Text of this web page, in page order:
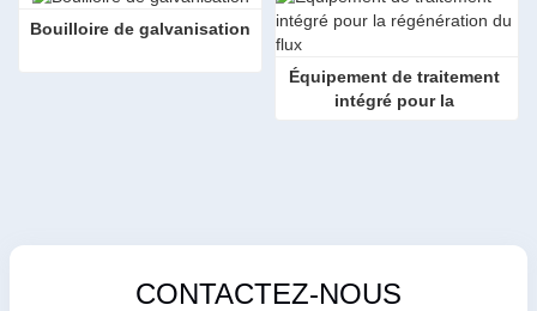
Bouilloire de galvanisation
Équipement de traitement
intégré pour la
CONTACTEZ-NOUS